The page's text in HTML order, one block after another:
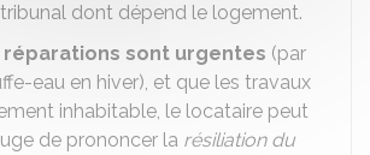
dont dépend le logement.
sont urgentes (par
eau en hiver), et que les travaux
inhabitable, le locataire peut
de prononcer la résiliation du